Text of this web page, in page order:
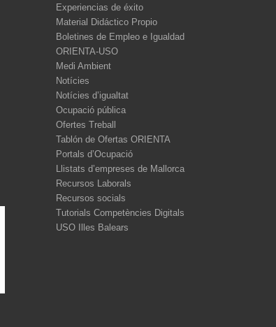
Experiencias de éxito
Material Didáctico Propio
Boletines de Empleo e Igualdad
ORIENTA-USO
Medi Ambient
Notícies
Notícies d’igualtat
Ocupació pública
Ofertes Treball
Tablón de Ofertas ORIENTA
Portals d’Ocupació
Llistats d’empreses de Mallorca
Recursos Laborals
Recursos socials
Tutorials Competències Digitals
USO Illes Balears